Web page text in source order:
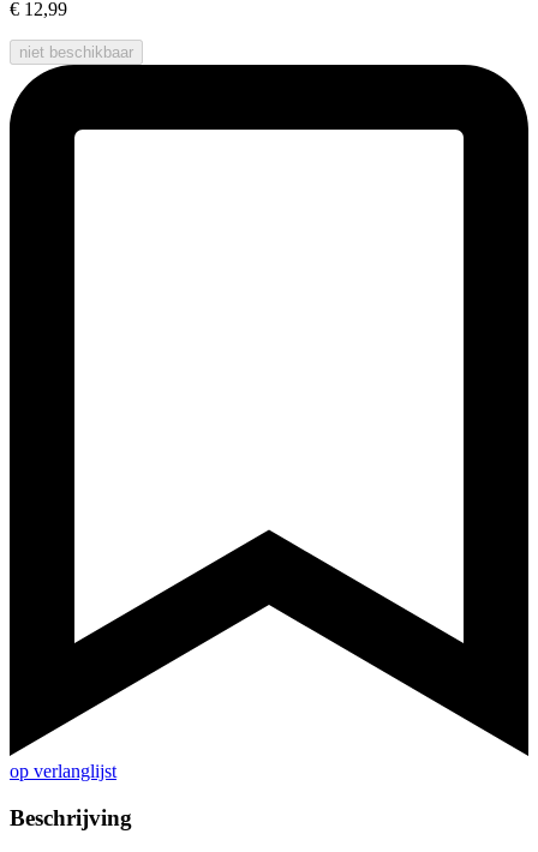
€ 12,99
niet beschikbaar
op verlanglijst
Beschrijving